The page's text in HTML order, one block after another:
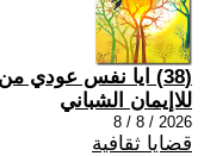
(38) ايا نفس عودي من كتاب(انثى من زمن آخر)
للاإيمان الشباني
2026 / 8 / 8
قضايا ثقافية